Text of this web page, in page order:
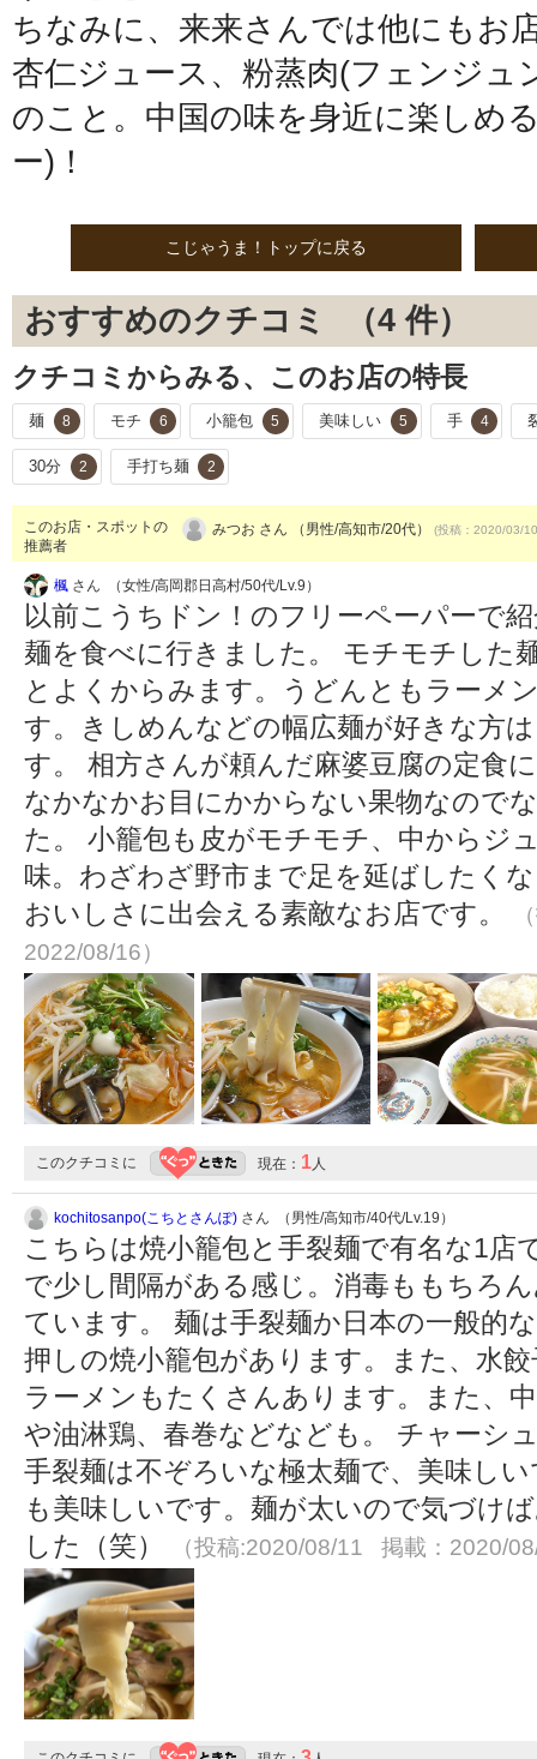
ちなみに、来来さんでは他にもお
杏仁ジュース、粉蒸肉(フェンジュ
のこと。中国の味を身近に楽しめ
ー)！
こじゃうま！トップに戻る
おすすめのクチコミ （4 件）
クチコミからみる、このお店の特長
麺 8 モチ 6 小籠包 5 美味しい 5 手 4
30分 2 手打ち麺 2
このお店・スポットの
推薦者
みつお さん （男性/高知市/20代） (投稿：2020/03/
楓 さん （女性/高岡郡日高村/50代/Lv.9）
以前こうちドン！のフリーペーパーで
麺を食べに行きました。 モチモチした
とよくからみます。うどんともラーメ
す。きしめんなどの幅広麺が好きな方
す。 相方さんが頼んだ麻婆豆腐の定食
なかなかお目にかからない果物なので
た。 小籠包も皮がモチモチ、中からジ
味。わざわざ野市まで足を延ばしたく
おいしさに出会える素敵なお店です。
2022/08/16）
このクチコミに 現在： 1人
kochitosanpo(こちとさんぽ) さん （男性/高知市/40代/Lv.19）
こちらは焼小籠包と手裂麺で有名な1店
で少し間隔がある感じ。消毒ももちろ
ています。 麺は手裂麺か日本の一般的
押しの焼小籠包があります。また、水
ラーメンもたくさんあります。また、
や油淋鶏、春巻などなども。 チャーシ
手裂麺は不ぞろいな極太麺で、美味し
も美味しいです。麺が太いので気づけ
した（笑）
（投稿:2020/08/11 掲載：2020/